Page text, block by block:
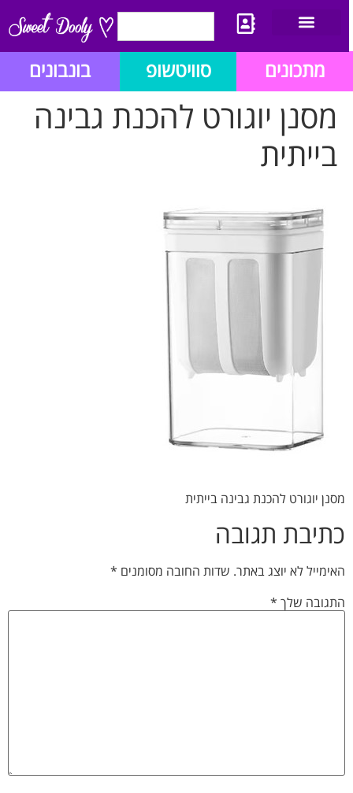
מתכונים סוויטשופ בונבונים
מסנן יוגורט להכנת גבינה
בייתית
מסנן יוגורט להכנת גבינה בייתית
כתיבת תגובה
האימייל לא יוצג באתר. שדות החובה מסומנים *
התגובה שלך*